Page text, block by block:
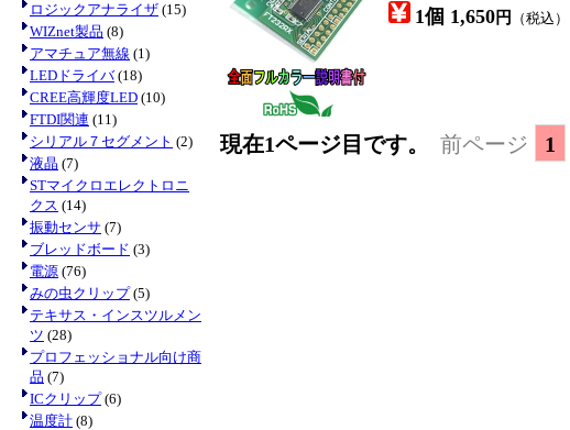
ロジックアナライザ (15)
WIZnet製品 (8)
アマチュア無線 (1)
LEDドライバ(18)
CREE高輝度LED (10)
FTDI関連 (11)
シリアル７セグメント (2)
液晶 (7)
STマイクロエレクトロニ
クス (14)
振動センサ (7)
ブレッドボード (3)
電源 (76)
みの虫クリップ(5)
テキサス・インスツルメン
ツ (28)
プロフェッショナル向け商
品 (7)
ICクリップ(6)
温度計 (8)
1個 1,650円 （税込）
現在1ページ目です。 前ページ 1